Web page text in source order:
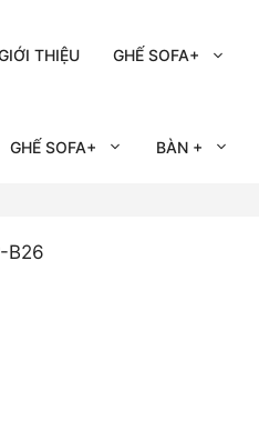
THIỆU GHẾ SOFA+
GHẾ SOFA+ BÀN +
B26